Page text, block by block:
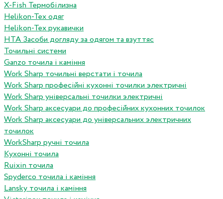
X-Fish Термобілизна
Helikon-Tex одяг
Helikon-Tex рукавички
HTA Засоби догляду за одягом та взуттяс
Точильні системи
Ganzo точила і каміння
Work Sharp точильні верстати і точила
Work Sharp професiйнi кухоннi точилки электричнi
Work Sharp унiверсальнi точилки электричнi
Work Sharp аксесуари до професiйних кухонних точилок
Work Sharp аксесуари до унiверсальних электричних
точилок
WorkSharp ручні точила
Кухонні точила
Ruixin точила
Spyderco точила і каміння
Lansky точила і каміння